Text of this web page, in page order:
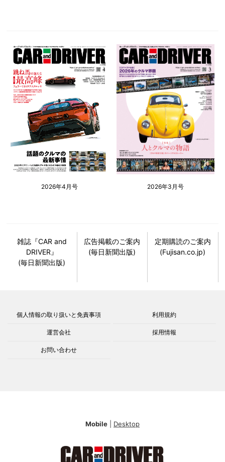
2026年4月号 2026年3月号
雑誌『CAR and
DRIVER』
(毎日新聞出版)
広告掲載のご案内
(毎日新聞出版)
定期購読のご案内
(Fujisan.co.jp)
個人情報の取り扱いと免責事項 利用規約
運営会社 採用情報
お問い合わせ
Mobile Desktop